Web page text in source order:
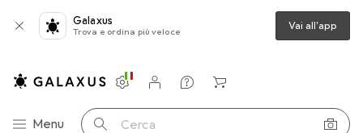
Galaxus
Trova e ordina più veloce Vai all'app
Categoria Navigazione
Menu Cerca
Impostazioni
Conto cliente
Liste di confronto
Liste dei desideri
Carrello